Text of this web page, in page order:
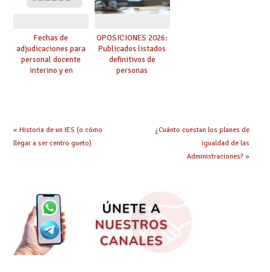
Fechas de
adjudicaciones para
personal docente
interino y en
OPOSICIONES 2026:
Publicados listados
definitivos de
personas
« Historia de un IES (o cómo
llegar a ser centro gueto)
¿Cuánto cuestan los planes de
igualdad de las
Administraciones? »